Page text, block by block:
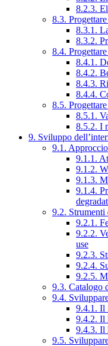
8.2.3.
8.3.
8.3.1.
8.3.2.
8.4.
8.4.1.
8.4.2.
8.4.3.
8.4.4.
8.5.
8.5.1.
8.5.2. I
9. Sviluppo
9.1.
9.1.1.
9.1.2.
9.1.3.
9.1.4.
9.2.
9.2.1.
9.2.2.
use
9.2.3.
9.2.4.
9.2.5.
9.3. Catalogo
9.4.
9.4.1. Il
9.4.2. Il
9.4.3. Il
9.5.